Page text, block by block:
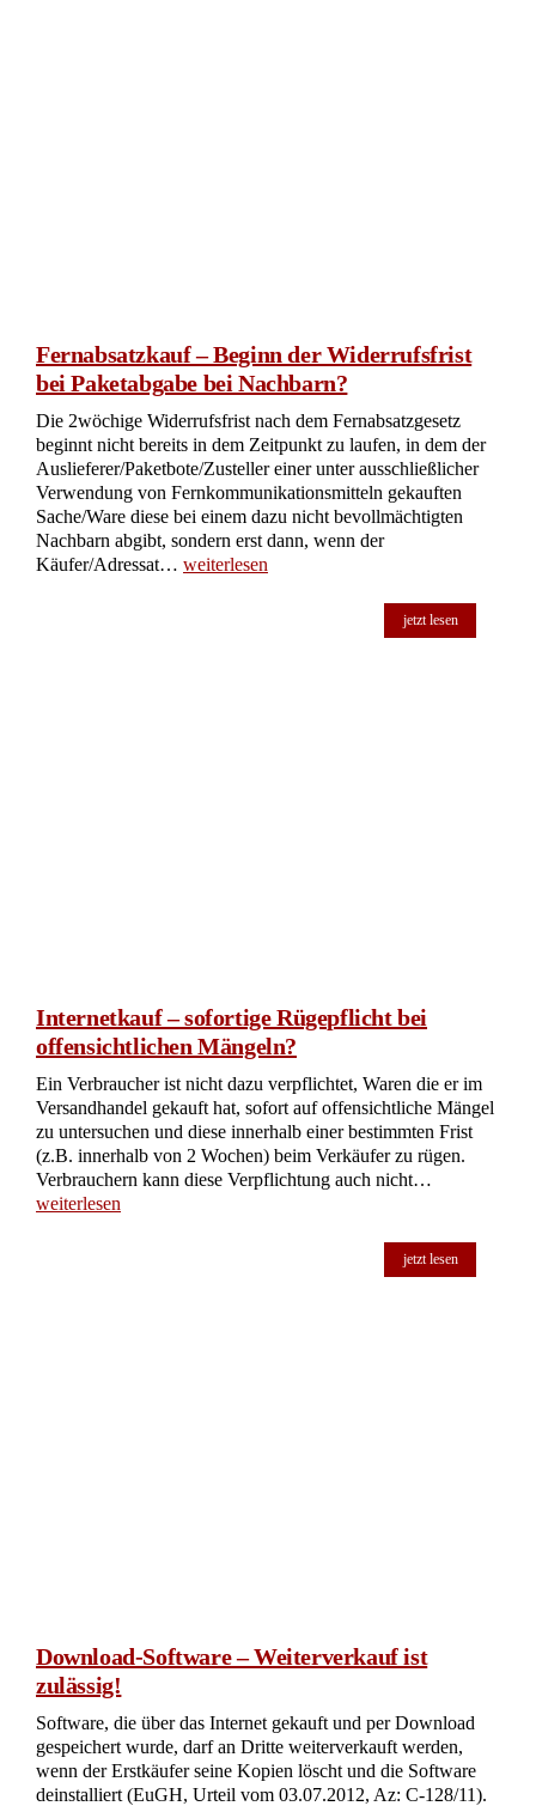
Fernabsatzkauf – Beginn der Widerrufsfrist
bei Paketabgabe bei Nachbarn?
Die 2wöchige Widerrufsfrist nach dem Fernabsatzgesetz
beginnt nicht bereits in dem Zeitpunkt zu laufen, in dem der
Auslieferer/Paketbote/Zusteller einer unter ausschließlicher
Verwendung von Fernkommunikationsmitteln gekauften
Sache/Ware diese bei einem dazu nicht bevollmächtigten
Nachbarn abgibt, sondern erst dann, wenn der
Käufer/Adressat… weiterlesen
jetzt lesen
Internetkauf – sofortige Rügepflicht bei
offensichtlichen Mängeln?
Ein Verbraucher ist nicht dazu verpflichtet, Waren die er im
Versandhandel gekauft hat, sofort auf offensichtliche Mängel
zu untersuchen und diese innerhalb einer bestimmten Frist
(z.B. innerhalb von 2 Wochen) beim Verkäufer zu rügen.
Verbrauchern kann diese Verpflichtung auch nicht…
weiterlesen
jetzt lesen
Download-Software – Weiterverkauf ist
zulässig!
Software, die über das Internet gekauft und per Download
gespeichert wurde, darf an Dritte weiterverkauft werden,
wenn der Erstkäufer seine Kopien löscht und die Software
deinstalliert (EuGH, Urteil vom 03.07.2012, Az: C-128/11).